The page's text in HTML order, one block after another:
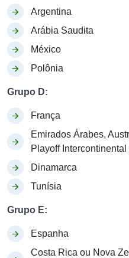
Argentina
Arábia Saudita
México
Polônia
Grupo D:
França
Emirados Árabes,
Playoff
Dinamarca
Tunísia
Grupo E:
Espanha
Costa Rica ou Nova